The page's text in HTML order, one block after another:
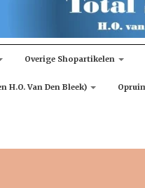
Overige Shopartikelen
H.O. Van Den Bleek)